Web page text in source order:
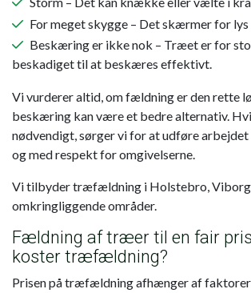
For meget skygge – Det skærmer for lys
Beskæring er ikke nok – Træet er for
beskadiget til at beskæres effektivt.
Vi vurderer altid, om fældning er den rette
beskæring kan være et bedre alternativ.
nødvendigt, sørger vi for at udføre
og med respekt for omgivelserne.
Vi tilbyder træfældning i Holstebro,
omkringliggende områder.
Fældning af træer til en fair
koster træfældning?
Prisen på træfældning afhænger af